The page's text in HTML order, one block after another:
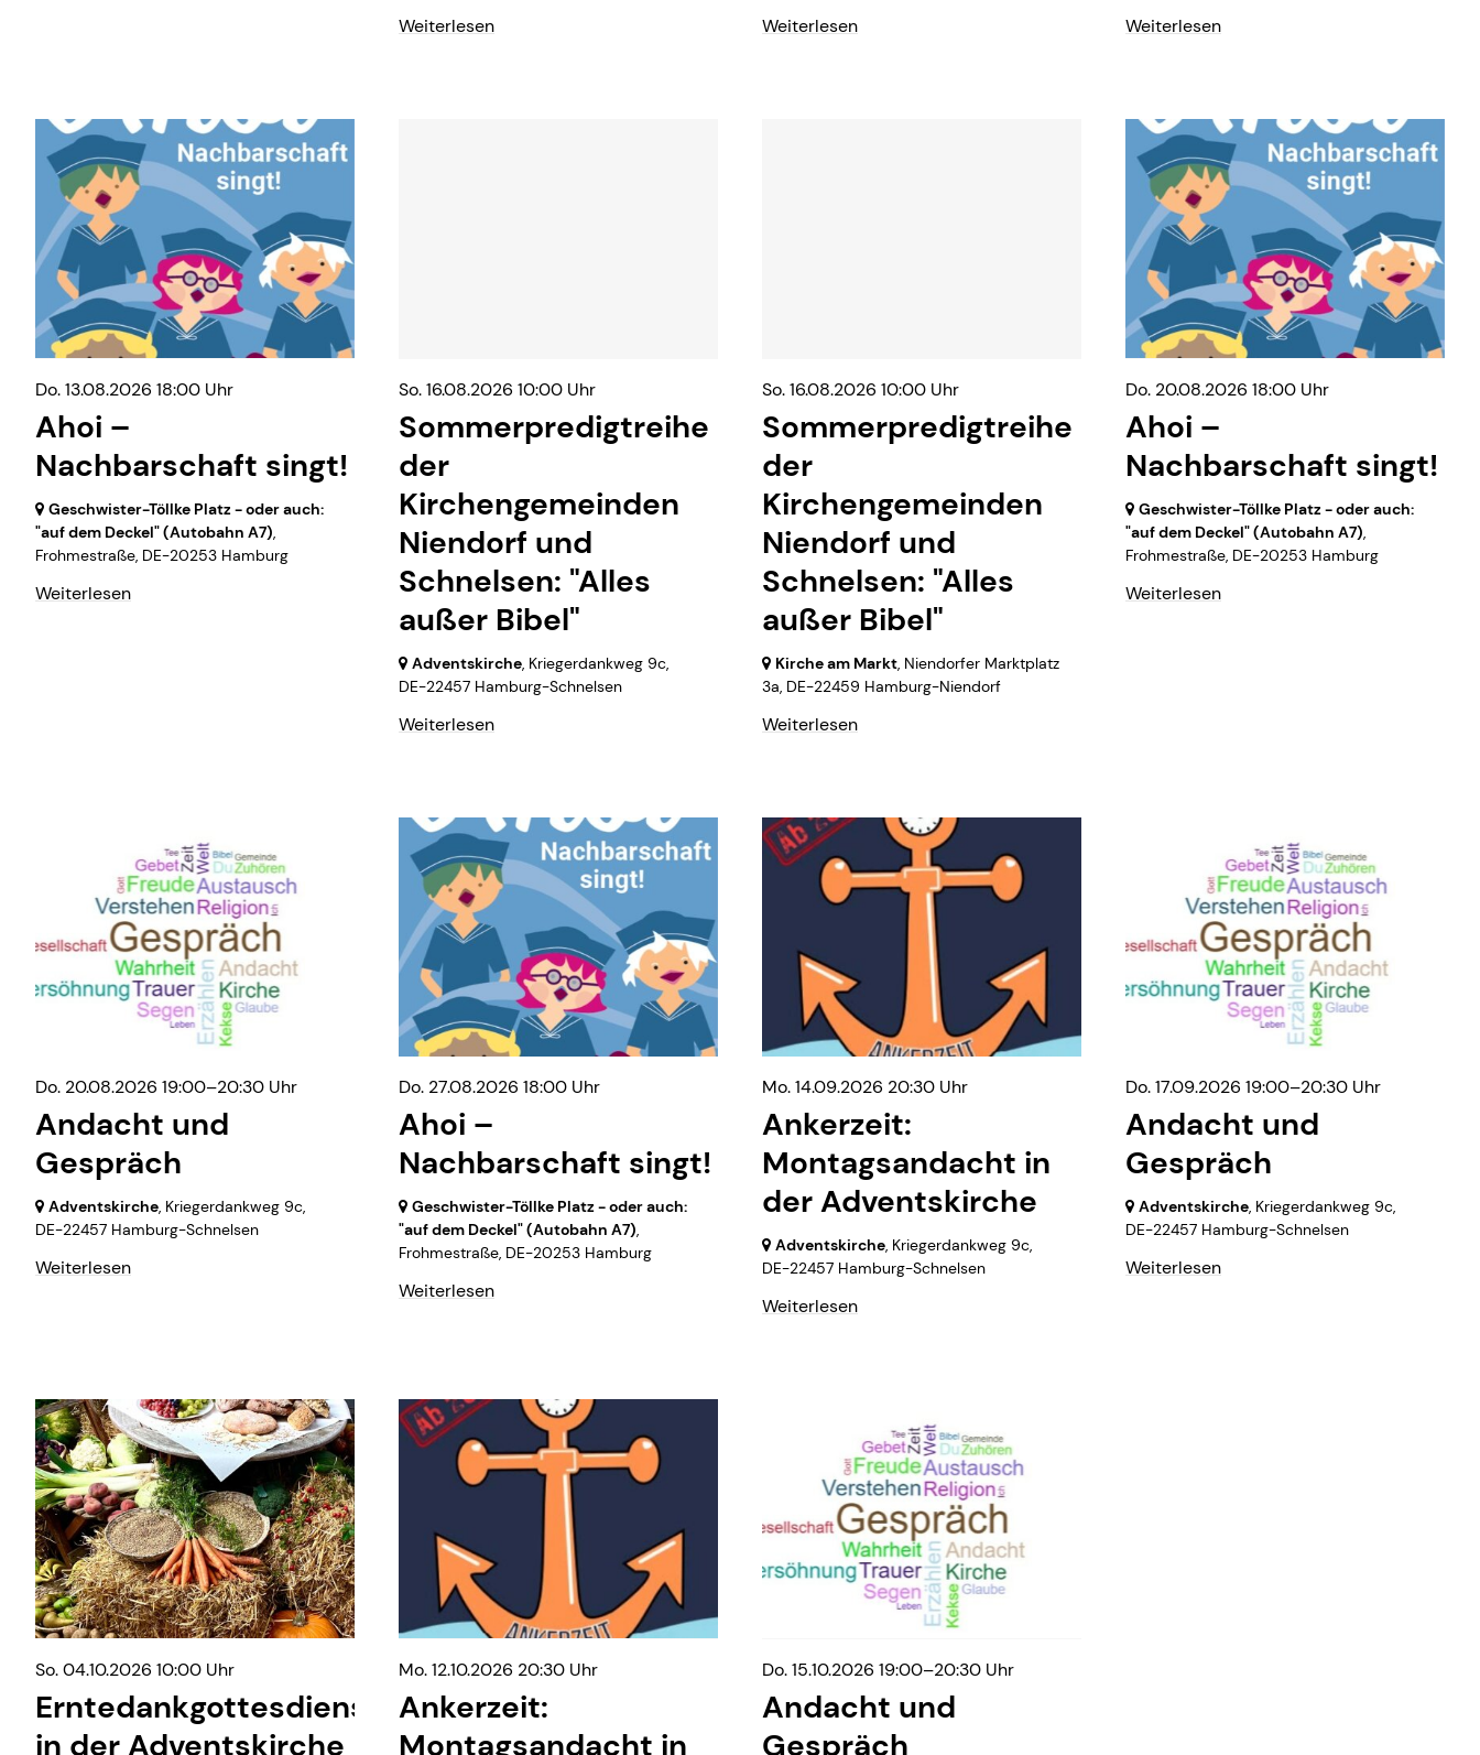
Weiterlesen Weiterlesen Weiterlesen
Do. 13.08.2026 18:00 Uhr
Ahoi –
Nachbarschaft singt!
Geschwister-Töllke Platz - oder auch:
"auf dem Deckel" (Autobahn A7),
Frohmestraße, DE-20253 Hamburg
Weiterlesen
So. 16.08.2026 10:00 Uhr
Sommerpredigtreihe
der
Kirchengemeinden
Niendorf und
Schnelsen: "Alles
außer Bibel"
Adventskirche, Kriegerdankweg 9c,
DE-22457 Hamburg-Schnelsen
Weiterlesen
So. 16.08.2026 10:00 Uhr
Sommerpredigtreihe
der
Kirchengemeinden
Niendorf und
Schnelsen: "Alles
außer Bibel"
Kirche am Markt, Niendorfer Marktplatz
3a, DE-22459 Hamburg-Niendorf
Weiterlesen
Do. 20.08.2026 18:00 Uhr
Ahoi –
Nachbarschaft singt!
Geschwister-Töllke Platz - oder auch:
"auf dem Deckel" (Autobahn A7),
Frohmestraße, DE-20253 Hamburg
Weiterlesen
Do. 20.08.2026 19:00–20:30 Uhr
Andacht und
Gespräch
Adventskirche, Kriegerdankweg 9c,
DE-22457 Hamburg-Schnelsen
Weiterlesen
Do. 27.08.2026 18:00 Uhr
Ahoi –
Nachbarschaft singt!
Geschwister-Töllke Platz - oder auch:
"auf dem Deckel" (Autobahn A7),
Frohmestraße, DE-20253 Hamburg
Weiterlesen
Mo. 14.09.2026 20:30 Uhr
Ankerzeit:
Montagsandacht in
der Adventskirche
Adventskirche, Kriegerdankweg 9c,
DE-22457 Hamburg-Schnelsen
Weiterlesen
Do. 17.09.2026 19:00–20:30 Uhr
Andacht und
Gespräch
Adventskirche, Kriegerdankweg 9c,
DE-22457 Hamburg-Schnelsen
Weiterlesen
So. 04.10.2026 10:00 Uhr
Erntedankgottesdienst
in der Adventskirche
Mo. 12.10.2026 20:30 Uhr
Ankerzeit:
Montagsandacht in
Do. 15.10.2026 19:00–20:30 Uhr
Andacht und
Gespräch